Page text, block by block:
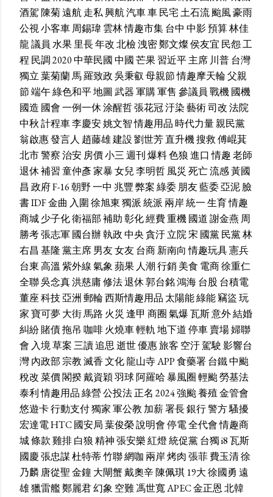
酒駕陳菊遠航走私興航汽車車民宅土石流颱風豪雨
公視小客車周錫瑋雲林情趣市集台中 中影預算林佳
龍議員 水果里長年改北檢洩密鄭文燦侯友宜 民怨工
程 民調2020中華民國中國芒果習近平主席 川普台灣
獨立葉菊蘭馬羅致政吳秉叡母親節情趣摩天輪父親
節端午綠色和平地圖武器軍購軍售 參議員 戰機國機
國造 國會一例一休涂醒哲張花冠汙染藝術司改法院
中秋計程車李慶安姚文智情趣用品 時代力量親民黨
翁啟惠發言人 趙藤雄建設劉世芳直升機搜救傅崐萁
北市警察治安房價小三週刊爆料色狼進口 情趣老師
退休補習童仲彥家暴女兒李明哲風災 死亡流感黃國
昌 政府F-16朝野一中 兆豐弊案綠委朋友藍委亞泥臉
書IDF金曲 入圍徐旭東獨派統派 兩岸統一生育情趣
商城少子化衛福部補助彰化經費重機國道謝金燕 周
勝考張志軍國台辦執政中央貪汙立院宋 國黨民黨林
右昌 基隆黨主席男友女友台商新南向 情趣玩具憲兵
台東高溫 紫外線氣象蘋果 人潮行銷美食 電商徐重仁
全聯吳念真洪慈庸修法退休郭台銘鴻海台股 台積電
董座科技亞洲 郵輪西斯情趣用品 太陽能綠能竊盜玩
家寶可夢大街馬路 火災 逢甲 商圈氣爆瓦斯意外結婚
糾紛賭債拖吊 咖啡火燒車輕軌地下道停車賣場婦聯
會 入境草案三讀追思逝世優惠旅客 空汙駕駛影響台
灣內政部宗教滅香文化龍山寺APP食藥署台鐵中颱
稅改菜價閣揆戴資穎羽球阿羅哈暴風圈輕颱勞基法
泰利情趣用品綠營公投法正名 2024強颱養殖金管會
悠遊卡行動支付獨家軍公教 加薪署長銀行警方騷擾
宏達電HTC國安局葉俊榮說明會停電全代會情趣商
城條款雞排白狼精神張安樂紅燈統促黨台獨i8瓦斯
國慶張忠謀杜特蒂竹聯網咖 兩岸烤肉張菲費玉清徐
乃麟唐從聖金鐘大閘蟹戴奧辛陳佩琪 19大徐國勇 遠
雄獵雷艦鄭麗君幻象 空難馮世寬APEC金正恩北韓